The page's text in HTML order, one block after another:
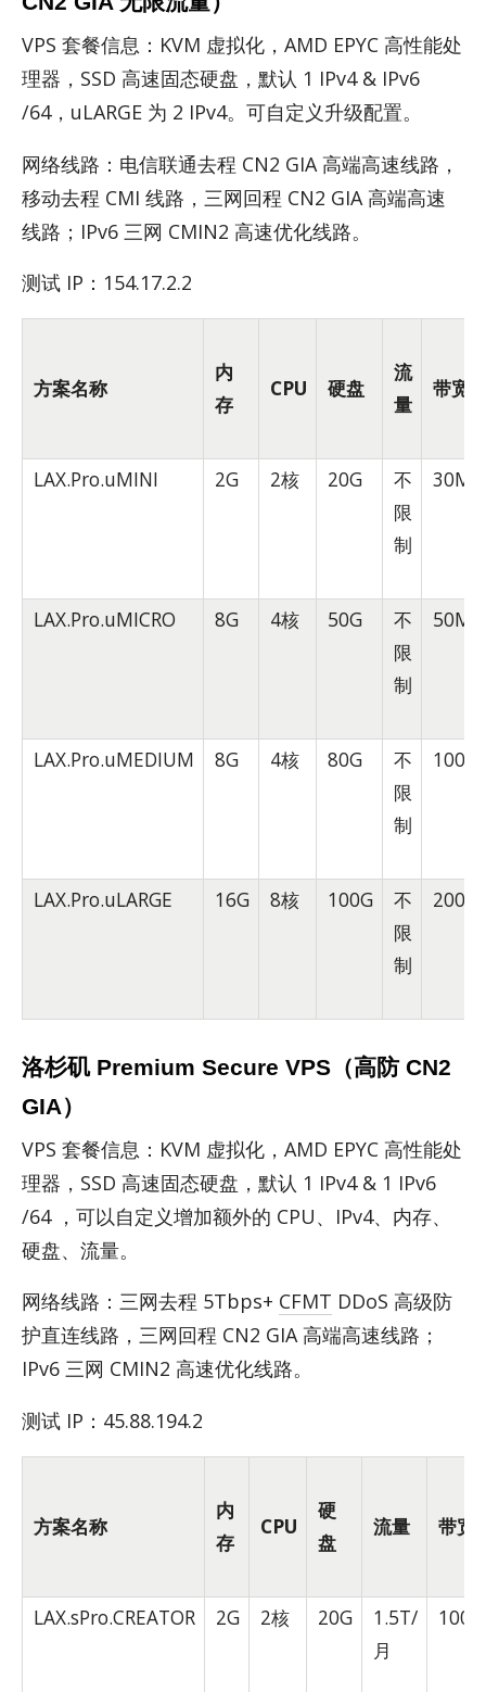
VPS 套餐信息：KVM 虚拟化，AMD EPYC 高性能处
理器，SSD 高速固态硬盘，默认 1 IPv4 & IPv6
/64，uLARGE 为 2 IPv4。可自定义升级配置。
网络线路：电信联通去程 CN2 GIA 高端高速线路，
移动去程 CMI 线路，三网回程 CN2 GIA 高端高速
线路；IPv6 三网 CMIN2 高速优化线路。
测试 IP：154.17.2.2
方案名称
内
存
CPU 硬盘
流
量
带宽
LAX.Pro.uMINI 2G 2核 20G
不
限
制
LAX.Pro.uMICRO 8G 4核 50G
不
限
制
LAX.Pro.uMEDIUM 8G 4核 80G
不
限
制
LAX.Pro.uLARGE 16G 8核 100G
不
限
制
洛杉矶 Premium Secure VPS（高防 CN2
GIA）
VPS 套餐信息：KVM 虚拟化，AMD EPYC 高性能处
理器，SSD 高速固态硬盘，默认 1 IPv4 & 1 IPv6
/64 ，可以自定义增加额外的 CPU、IPv4、内存、
硬盘、流量。
网络线路：三网去程 5Tbps+ CFMT DDoS 高级防
护直连线路，三网回程 CN2 GIA 高端高速线路；
IPv6 三网 CMIN2 高速优化线路。
测试 IP：45.88.194.2
方案名称
内
存
CPU
硬
盘
流量 带宽
LAX.sPro.CREATOR 2G 2核 20G
1.5T/
月